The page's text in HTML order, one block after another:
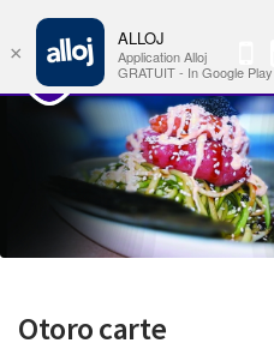
Otoro carte
×
ALLOJ
Application Alloj
GRATUIT - In Google Play